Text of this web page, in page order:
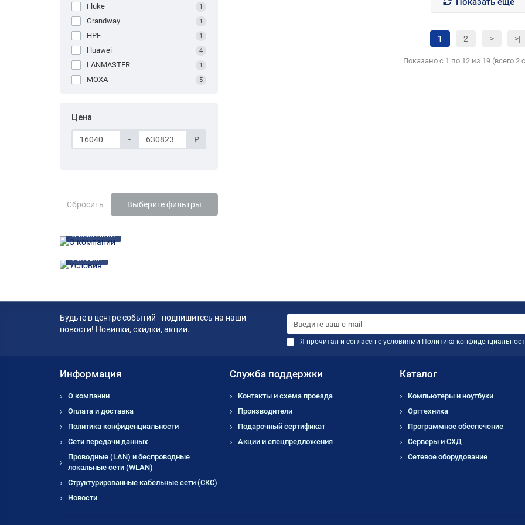
Fluke 1
Grandway 1
HPE 1
Huawei 4
LANMASTER 1
MOXA 5
Цена
- ₽
Сбросить Выберите фильтры
О компании
Условия
1 2 > >|
Показано с 1 по 12 из 19 (всего 2
Будьте в центре событий - подпишитесь на наши
новости! Новинки, скидки, акции.
Я прочитал и согласен с условиями Политика
Информация
О компании
Оплата и доставка
Политика конфиденциальности
Сети передачи данных
Проводные (LAN) и беспроводные
локальные сети (WLAN)
Структурированные кабельные сети (СКС)
Новости
Служба поддержки
Контакты и схема проезда
Производители
Подарочный сертификат
Акции и спецпредложения
Каталог
Компьютеры и ноутбуки
Оргтехника
Программное обеспечение
Серверы и СХД
Сетевое оборудование